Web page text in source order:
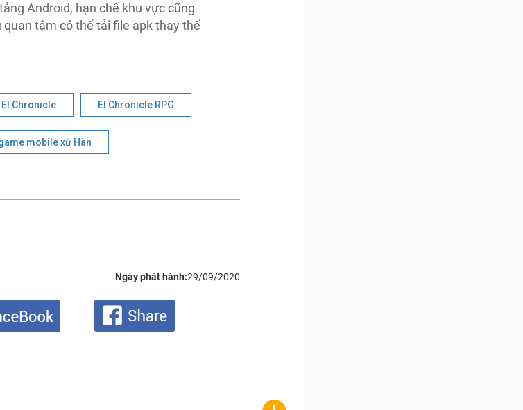
Android, hạn chế khu vực cũng
tâm có thể tải file apk thay thế
Chronicle El Chronicle RPG
mobile xứ Hàn
Ngày phát hành:29/09/2020